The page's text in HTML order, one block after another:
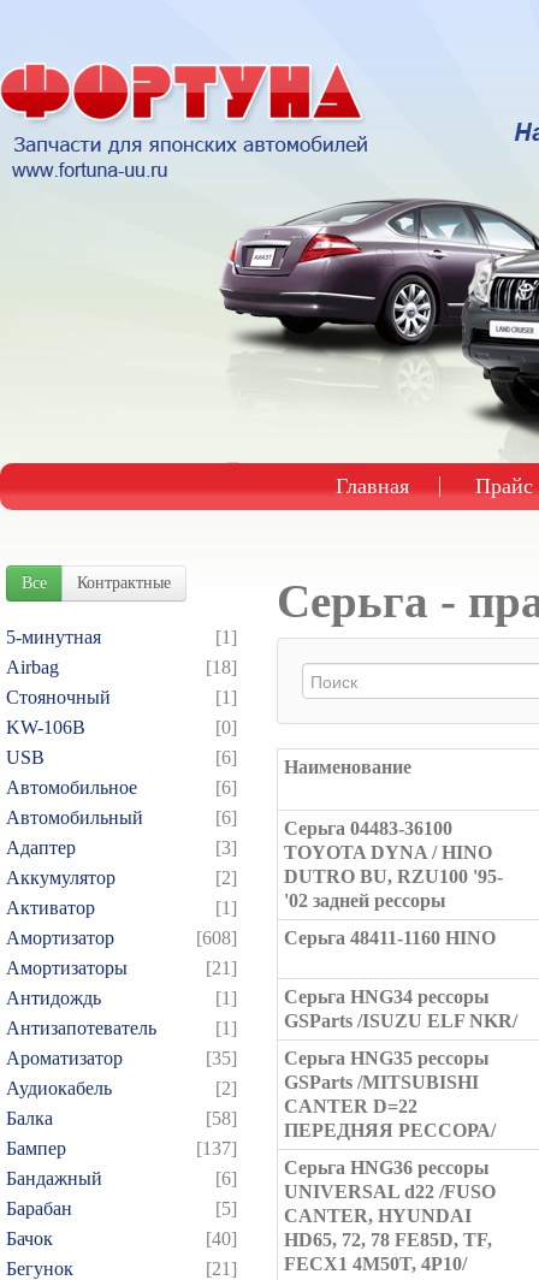
Главная Прайс
Все Контрактные
5-минутная
[1]
Airbag
[18]
Cтояночный
[1]
KW-106B
[0]
USB
[6]
Автомобильное
[6]
Автомобильный
[6]
Адаптер
[3]
Аккумулятор
[2]
Активатор
[1]
Амортизатор
[608]
Амортизаторы
[21]
Антидождь
[1]
Антизапотеватель
[1]
Ароматизатор
[35]
Аудиокабель
[2]
Балка
[58]
Бампер
[137]
Бандажный
[6]
Барабан
[5]
Бачок
[40]
Бегунок
[21]
Серьга -
Наименование
Серьга 04483-36100
TOYOTA DYNA / HINO
DUTRO BU, RZU100 '95-
'02 задней рессоры
Серьга 48411-1160 HINO
Серьга HNG34 рессоры
GSParts /ISUZU ELF NKR/
Серьга HNG35 рессоры
GSParts /MITSUBISHI
CANTER D=22
ПЕРЕДНЯЯ РЕССОРА/
Серьга HNG36 рессоры
UNIVERSAL d22 /FUSO
CANTER, HYUNDAI
HD65, 72, 78 FE85D, TF,
FECX1 4M50T, 4P10/